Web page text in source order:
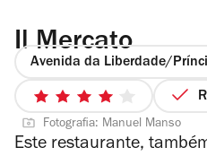
Il Mercato
Avenida da Liberdade/
4/5
estrelas
Fotografia: Manuel Manso
Este restaurante,